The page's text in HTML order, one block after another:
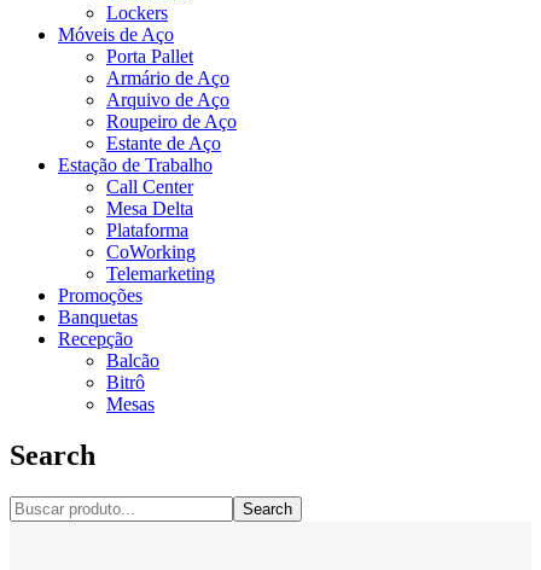
Lockers
Móveis de Aço
Porta Pallet
Armário de Aço
Arquivo de Aço
Roupeiro de Aço
Estante de Aço
Estação de Trabalho
Call Center
Mesa Delta
Plataforma
CoWorking
Telemarketing
Promoções
Banquetas
Recepção
Balcão
Bitrô
Mesas
Search
Search